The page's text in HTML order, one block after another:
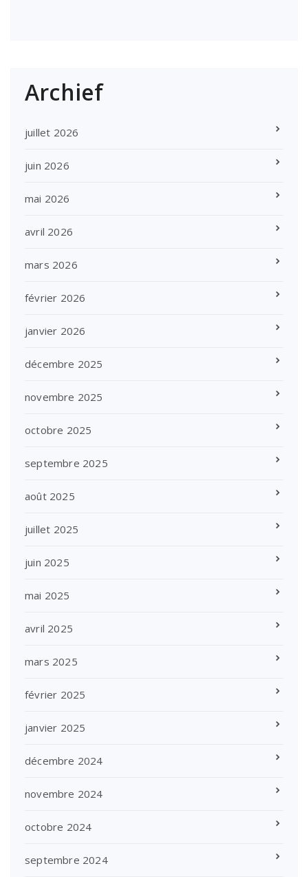
Archief
juillet 2026
juin 2026
mai 2026
avril 2026
mars 2026
février 2026
janvier 2026
décembre 2025
novembre 2025
octobre 2025
septembre 2025
août 2025
juillet 2025
juin 2025
mai 2025
avril 2025
mars 2025
février 2025
janvier 2025
décembre 2024
novembre 2024
octobre 2024
septembre 2024